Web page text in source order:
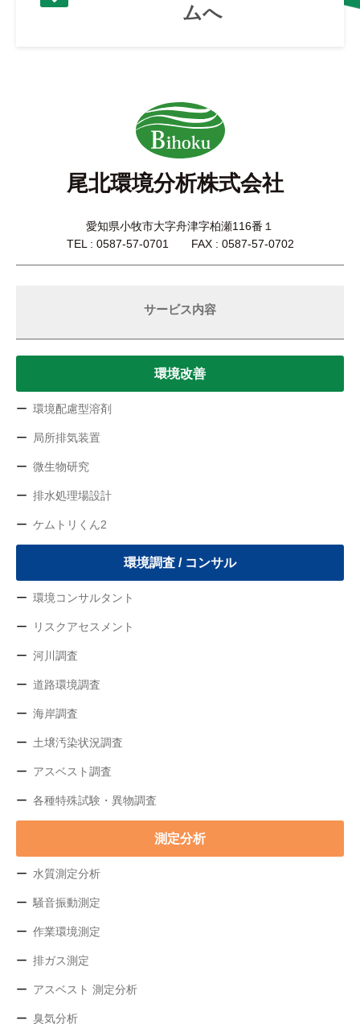
ムへ
尾北環境分析株式会社
愛知県小牧市大字舟津字柏瀬116番１
TEL : 0587-57-0701 FAX : 0587-57-0702
サービス内容
環境改善
環境配慮型溶剤
局所排気装置
微生物研究
排水処理場設計
ケムトリくん2
環境調査 / コンサル
環境コンサルタント
リスクアセスメント
河川調査
道路環境調査
海岸調査
土壌汚染状況調査
アスベスト調査
各種特殊試験・異物調査
測定分析
水質測定分析
騒音振動測定
作業環境測定
排ガス測定
アスベスト 測定分析
臭気分析